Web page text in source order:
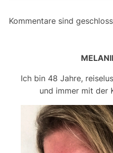
Kommentare sind
Ich bin 48 Jahre,
und immer mit der